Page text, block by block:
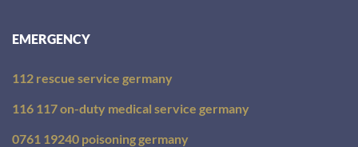
EMERGENCY
112 rescue service germany
116 117 on-duty medical service germany
0761 19240 poisoning germany